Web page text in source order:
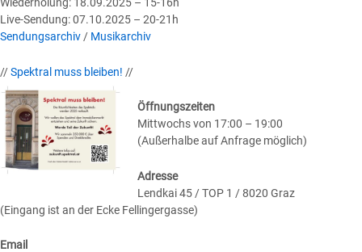
Wiederholung: 18.09.2025 – 15-16h
Live-Sendung: 07.10.2025 – 20-21h
Sendungsarchiv/ Musikarchiv
//Spektral muss bleiben! //
Öffnungszeiten
Mittwochs von 17:00 – 19:00
(Außerhalbe auf Anfrage möglich)
Adresse
Lendkai 45 / TOP 1 / 8020 Graz
(Eingang ist an der Ecke Fellingergasse)
Email